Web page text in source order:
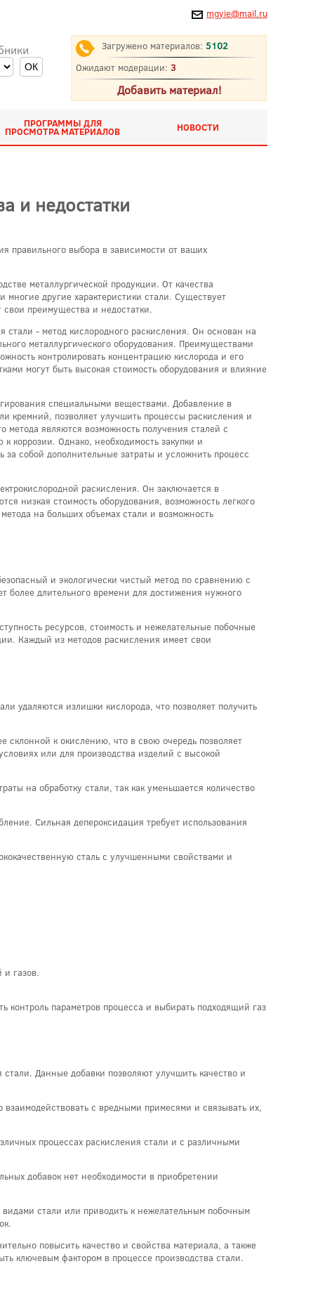
mgyie@mail.ru
Загружено материалов: 5102
Ожидают модерации: 3
Добавить материал!
ПРОГРАММЫ ДЛЯ
ПРОСМОТРА МАТЕРИАЛОВ НОВОСТИ
и недостатки
правильного выбора в зависимости от ваших
металлургической продукции. От качества
многие другие характеристики стали. Существует
свои преимущества и недостатки.
- метод кислородного раскисления. Он основан на
металлургического оборудования. Преимуществами
контролировать концентрацию кислорода и его
могут быть высокая стоимость оборудования и влияние
специальными веществами. Добавление в
кремний, позволяет улучшить процессы раскисления и
метода являются возможность получения сталей с
коррозии. Однако, необходимость закупки и
собой дополнительные затраты и усложнить процесс
раскисления. Он заключается в
низкая стоимость оборудования, возможность легкого
на больших объемах стали и возможность
и экологически чистый метод по сравнению с
более длительного времени для достижения нужного
ресурсов, стоимость и нежелательные побочные
Каждый из методов раскисления имеет свои
удаляются излишки кислорода, что позволяет получить
склонной к окислению, что в свою очередь позволяет
или для производства изделий с высокой
на обработку стали, так как уменьшается количество
Сильная депероксидация требует использования
сталь с улучшенными свойствами и
и газов.
контроль параметров процесса и выбирать подходящий газ
Данные добавки позволяют улучшить качество и
с вредными примесями и связывать их,
процессах раскисления стали и с различными
добавок нет необходимости в приобретении
стали или приводить к нежелательным побочным
повысить качество и свойства материала, а также
ключевым фактором в процессе производства стали.